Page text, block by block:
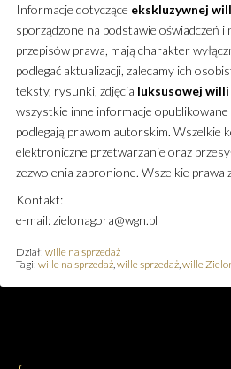
Informacje dotyczące ekskluzywnej
sporządzone na podstawie oświadczeń
przepisów prawa, mają charakter
podlegać aktualizacji, zalecamy ich
teksty, rysunki, zdjęcia luksusowej willi
wszystkie inne informacje
podlegają prawom autorskim. Wszelkie
elektroniczne przetwarzanie oraz
zezwolenia zabronione. Wszelkie prawa
Kontakt:
e-mail: zielonagora@wgn.pl
Dział: wille na sprzedaż
Tagi: wille na sprzedaż, wille sprzedaż, wille